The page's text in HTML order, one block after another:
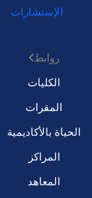
الإستشارات
روابط
الكليات
المقرات
الحياة بالأكاديمية
المراكز
المعاهد